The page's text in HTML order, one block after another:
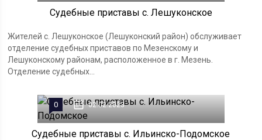
Судебные приставы с. Лешуконское
Жителей с. Лешуконское (Лешуконский район) обслуживает
отделение судебных приставов по Мезенскому и
Лешуконскому районам, расположенное в г. Мезень.
Отделение судебных...
0 02.02.2023
Судебные приставы с. Ильинско-Подомское